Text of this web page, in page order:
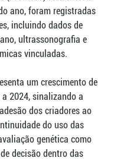
ano, foram registradas
incluindo dados de
ultrassonografia e
vinculadas.
um crescimento de
a 2024, sinalizando a
dos criadores ao
do uso das
genética como
decisão dentro das